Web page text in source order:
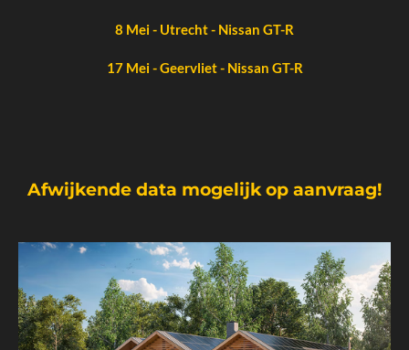
8 Mei - Utrecht - Nissan GT-R
17 Mei - Geervliet - Nissan GT-R
Afwijkende data mogelijk op aanvraag!